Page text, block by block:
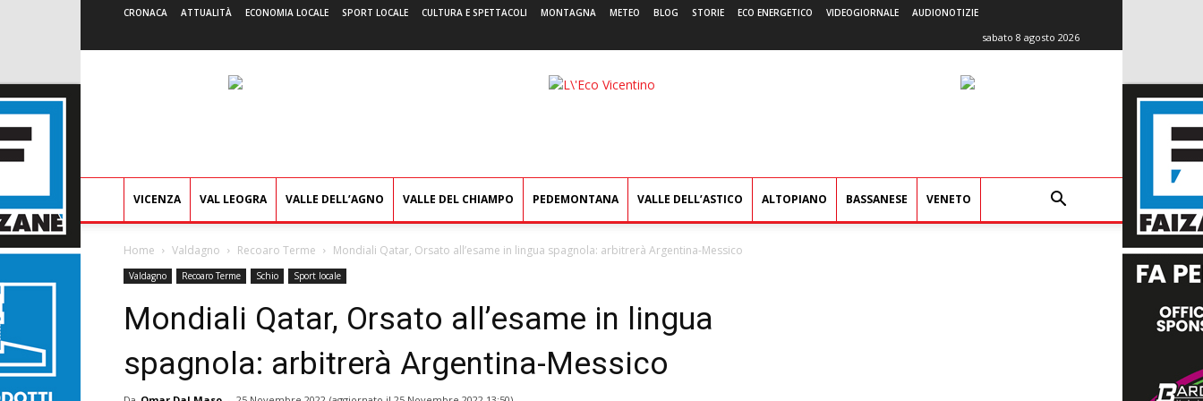
CRONACA ATTUALITÀ ECONOMIA LOCALE SPORT LOCALE CULTURA E SPETTACOLI MONTAGNA METEO BLOG STORIE ECO ENERGETICO VIDEOGIORNALE AUDIONOTIZIE
sabato 8 agosto 2026
L'Eco
VICENZA VAL LEOGRA VALLE DELL’AGNO VALLE DEL CHIAMPO PEDEMONTANA VALLE DELL’ASTICO ALTOPIANO BASSANESE VENETO
Home Valdagno Recoaro Terme Mondiali Qatar, Orsato all’esame in lingua spagnola: arbitrerà Argentina-Messico
Valdagno Recoaro Terme Schio Sport locale
Mondiali Qatar, Orsato all’esame in lingua
spagnola: arbitrerà Argentina-Messico